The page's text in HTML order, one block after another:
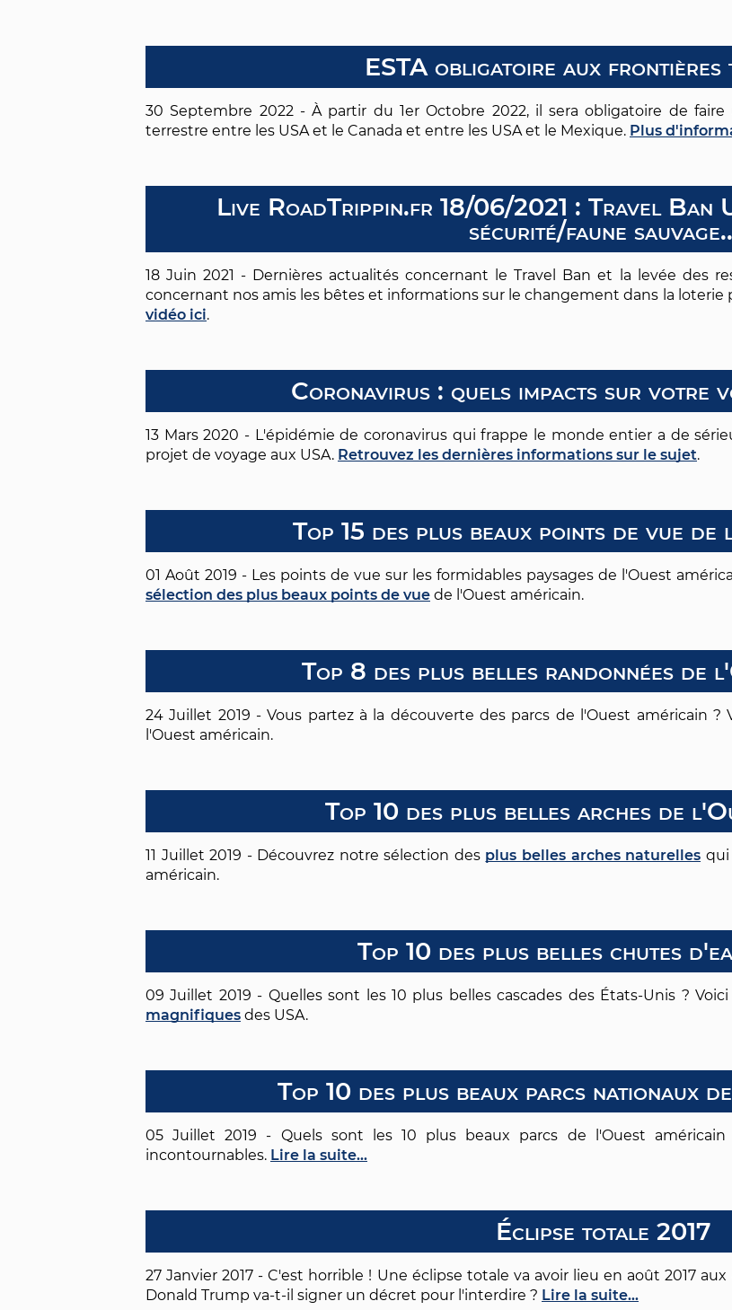
ESTA obligatoire aux
30 Septembre 2022 - À partir du 1er Octobre 2022, il sera obligatoire de
terrestre entre les USA et le Canada et entre les USA et le Mexique. Plus
Live RoadTrippin.fr 18/06/2021 : Travel Ban
sécurité/faune
18 Juin 2021 - Dernières actualités concernant le Travel Ban et la levée des
concernant nos amis les bêtes et informations sur le changement dans la loterie
vidéo ici.
Coronavirus : quels impacts sur votre
13 Mars 2020 - L'épidémie de coronavirus qui frappe le monde entier a de
projet de voyage aux USA. Retrouvez les dernières informations sur le sujet.
Top 15 des plus beaux points de vue de
01 Août 2019 - Les points de vue sur les formidables paysages de l'Ouest
sélection des plus beaux points de vue de l'Ouest américain.
Top 8 des plus belles randonnées de
24 Juillet 2019 - Vous partez à la découverte des parcs de l'Ouest américain ?
l'Ouest américain.
Top 10 des plus belles arches de
11 Juillet 2019 - Découvrez notre sélection des plus belles arches naturelles qui
américain.
Top 10 des plus belles chutes
09 Juillet 2019 - Quelles sont les 10 plus belles cascades des États-Unis ?
magnifiques des USA.
Top 10 des plus beaux parcs nationaux
05 Juillet 2019 - Quels sont les 10 plus beaux parcs de l'Ouest
incontournables. Lire la suite...
Éclipse totale 2017
27 Janvier 2017 - C'est horrible ! Une éclipse totale va avoir lieu en août 2017
Donald Trump va-t-il signer un décret pour l'interdire ? Lire la suite...